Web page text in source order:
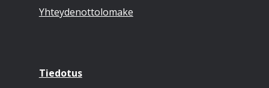
Yhteydenottolomake
Tiedotus